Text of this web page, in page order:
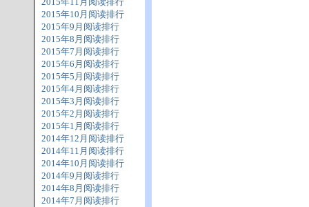
2015年10月阅读排行
2015年9月阅读排行
2015年8月阅读排行
2015年7月阅读排行
2015年6月阅读排行
2015年5月阅读排行
2015年4月阅读排行
2015年3月阅读排行
2015年2月阅读排行
2015年1月阅读排行
2014年12月阅读排行
2014年11月阅读排行
2014年10月阅读排行
2014年9月阅读排行
2014年8月阅读排行
2014年7月阅读排行